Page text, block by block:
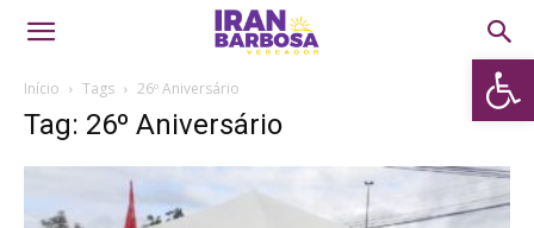
Abrir
Início Tags 26º Aniversário
Tag: 26º Aniversário